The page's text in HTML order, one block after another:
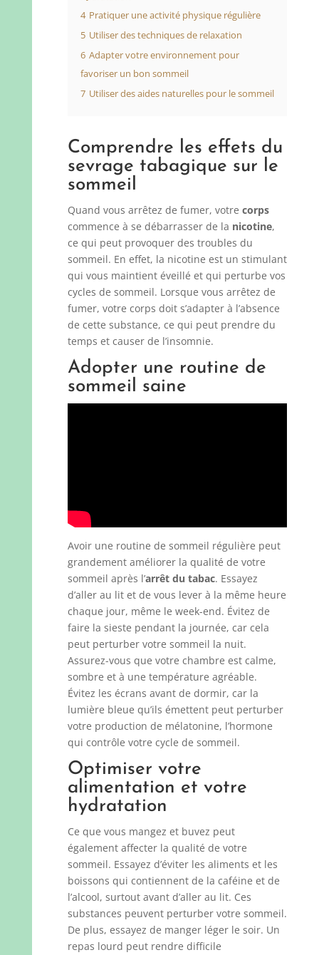
4 Pratiquer une activité physique régulière
5 Utiliser des techniques de relaxation
6 Adapter votre environnement pour
favoriser un bon sommeil
7 Utiliser des aides naturelles pour le sommeil
Comprendre les effets du
sevrage tabagique sur le
sommeil
Quand vous arrêtez de fumer, votre corps
commence à se débarrasser de la nicotine,
ce qui peut provoquer des troubles du
sommeil. En effet, la nicotine est un stimulant
qui vous maintient éveillé et qui perturbe vos
cycles de sommeil. Lorsque vous arrêtez de
fumer, votre corps doit s’adapter à l’absence
de cette substance, ce qui peut prendre du
temps et causer de l’insomnie.
Adopter une routine de
sommeil saine
Avoir une routine de sommeil régulière peut
grandement améliorer la qualité de votre
sommeil après l’arrêt du tabac. Essayez
d’aller au lit et de vous lever à la même heure
chaque jour, même le week-end. Évitez de
faire la sieste pendant la journée, car cela
peut perturber votre sommeil la nuit.
Assurez-vous que votre chambre est calme,
sombre et à une température agréable.
Évitez les écrans avant de dormir, car la
lumière bleue qu’ils émettent peut perturber
votre production de mélatonine, l’hormone
qui contrôle votre cycle de sommeil.
Optimiser votre
alimentation et votre
hydratation
Ce que vous mangez et buvez peut
également affecter la qualité de votre
sommeil. Essayez d’éviter les aliments et les
boissons qui contiennent de la caféine et de
l’alcool, surtout avant d’aller au lit. Ces
substances peuvent perturber votre sommeil.
De plus, essayez de manger léger le soir. Un
repas lourd peut rendre difficile